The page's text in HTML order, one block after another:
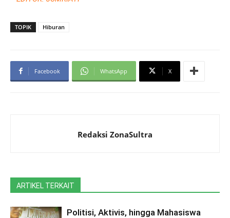
TOPIK Hiburan
Facebook WhatsApp X
Redaksi ZonaSultra
ARTIKEL TERKAIT
Politisi, Aktivis, hingga Mahasiswa